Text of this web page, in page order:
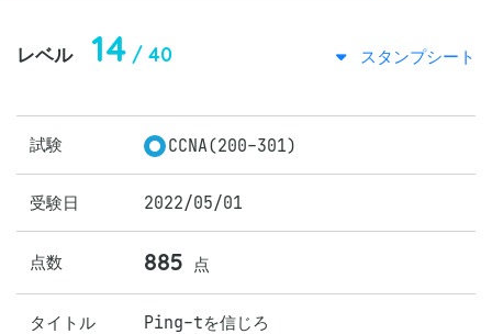
レベル 14 / 40 スタンプシート
試験 CCNA(200-301)
受験日 2022/05/01
点数 885 点
タイトル Ping-tを信じろ